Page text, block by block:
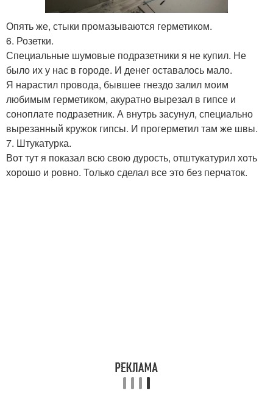
Опять же, стыки промазываются герметиком.
6. Розетки.
Специальные шумовые подразетники я не купил. Не
было их у нас в городе. И денег оставалось мало.
Я нарастил провода, бывшее гнездо залил моим
любимым герметиком, акуратно вырезал в гипсе и
соноплате подразетник. А внутрь засунул, специально
вырезанный кружок гипсы. И прогерметил там же швы.
7. Штукатурка.
Вот тут я показал всю свою дурость, отштукатурил хоть
хорошо и ровно. Только сделал все это без перчаток.